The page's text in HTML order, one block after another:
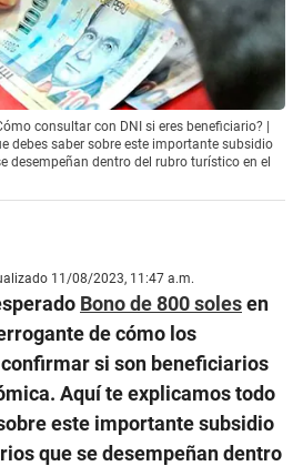
consultar con DNI si eres beneficiario? |
debes saber sobre este importante subsidio
desempeñan dentro del rubro turístico en el
11/08/2023, 11:47 a.m.
Bono de 800 solesen
de cómo los
si son beneficiarios
Aquí te explicamos todo
este importante subsidio
que se desempeñan dentro